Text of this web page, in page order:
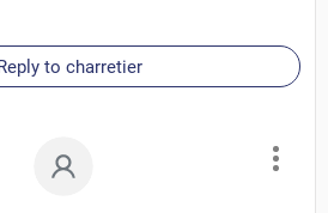
to charretier